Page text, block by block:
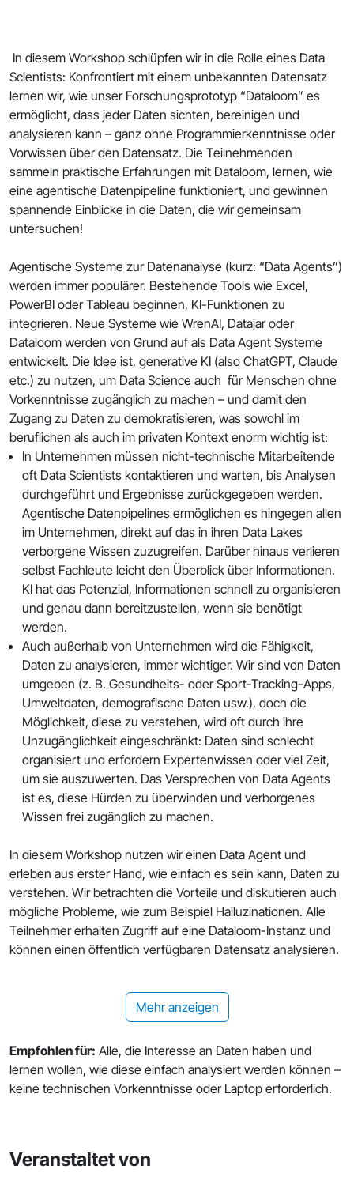
Mehr anzeigen
In diesem Workshop schlüpfen wir in die Rolle eines Data
Scientists: Konfrontiert mit einem unbekannten Datensatz
lernen wir, wie unser Forschungsprototyp “Dataloom” es
ermöglicht, dass jeder Daten sichten, bereinigen und
analysieren kann – ganz ohne Programmierkenntnisse oder
Vorwissen über den Datensatz. Die Teilnehmenden
sammeln praktische Erfahrungen mit Dataloom, lernen, wie
eine agentische Datenpipeline funktioniert, und gewinnen
spannende Einblicke in die Daten, die wir gemeinsam
untersuchen!
Agentische Systeme zur Datenanalyse (kurz: “Data Agents”)
werden immer populärer. Bestehende Tools wie Excel,
PowerBI oder Tableau beginnen, KI-Funktionen zu
integrieren. Neue Systeme wie WrenAI, Datajar oder
Dataloom werden von Grund auf als Data Agent Systeme
entwickelt. Die Idee ist, generative KI (also ChatGPT, Claude
etc.) zu nutzen, um Data Science auch für Menschen ohne
Vorkenntnisse zugänglich zu machen – und damit den
Zugang zu Daten zu demokratisieren, was sowohl im
beruflichen als auch im privaten Kontext enorm wichtig ist:
In Unternehmen müssen nicht-technische Mitarbeitende
oft Data Scientists kontaktieren und warten, bis Analysen
durchgeführt und Ergebnisse zurückgegeben werden.
Agentische Datenpipelines ermöglichen es hingegen allen
im Unternehmen, direkt auf das in ihren Data Lakes
verborgene Wissen zuzugreifen. Darüber hinaus verlieren
selbst Fachleute leicht den Überblick über Informationen.
KI hat das Potenzial, Informationen schnell zu organisieren
und genau dann bereitzustellen, wenn sie benötigt
werden.
Auch außerhalb von Unternehmen wird die Fähigkeit,
Daten zu analysieren, immer wichtiger. Wir sind von Daten
umgeben (z. B. Gesundheits- oder Sport-Tracking-Apps,
Umweltdaten, demografische Daten usw.), doch die
Möglichkeit, diese zu verstehen, wird oft durch ihre
Unzugänglichkeit eingeschränkt: Daten sind schlecht
organisiert und erfordern Expertenwissen oder viel Zeit,
um sie auszuwerten. Das Versprechen von Data Agents
ist es, diese Hürden zu überwinden und verborgenes
Wissen frei zugänglich zu machen.
In diesem Workshop nutzen wir einen Data Agent und
erleben aus erster Hand, wie einfach es sein kann, Daten zu
verstehen. Wir betrachten die Vorteile und diskutieren auch
mögliche Probleme, wie zum Beispiel Halluzinationen. Alle
Teilnehmer erhalten Zugriff auf eine Dataloom-Instanz und
können einen öffentlich verfügbaren Datensatz analysieren.
Empfohlen für: Alle, die Interesse an Daten haben und
lernen wollen, wie diese einfach analysiert werden können –
keine technischen Vorkenntnisse oder Laptop erforderlich.
Veranstaltet von